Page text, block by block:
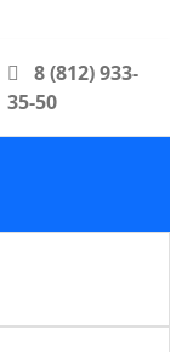
8 (812) 933-
35-50